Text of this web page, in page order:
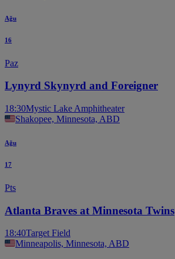
Ağu
16
Paz
Lynyrd Skynyrd and Foreigner
18:30Mystic Lake Amphitheater
Shakopee, Minnesota, ABD
Ağu
17
Pts
Atlanta Braves at Minnesota Twins
18:40Target Field
Minneapolis, Minnesota, ABD